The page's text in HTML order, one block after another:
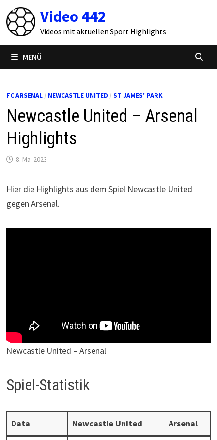
Zum
Inhalt
springen
Video 442
Videos mit aktuellen Sport Highlights
MENÜ
FC ARSENAL/ NEWCASTLE UNITED / ST JAMES' PARK
Newcastle United – Arsenal
Highlights
8. Mai 2023
Hier die Highlights aus dem Spiel Newcastle United
gegen Arsenal.
Newcastle United – Arsenal
Spiel-Statistik
Data Newcastle United Arsenal